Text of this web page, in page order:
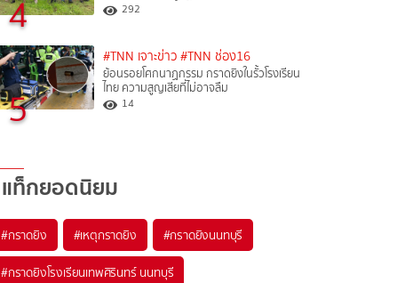
4 292
5
#TNN เจาะข่าว #TNN ช่อง16
ย้อนรอยโศกนาฏกรรม กราดยิงในรั้วโรงเรียน
ไทย ความสูญเสียที่ไม่อาจลืม
14
แท็กยอดนิยม
#กราดยิง #เหตุกราดยิง #กราดยิงนนทบุรี
#กราดยิงโรงเรียนเทพศิรินทร์ นนทบุรี